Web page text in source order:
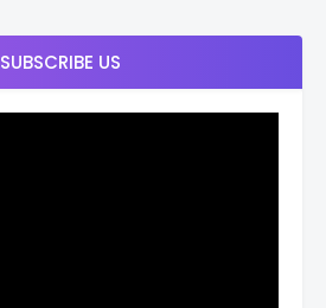
SUBSCRIBE US